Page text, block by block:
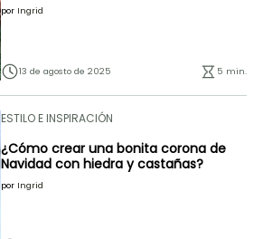
por Ingrid
13 de agosto de 2025 5 min.
ESTILO E INSPIRACIÓN
¿Cómo crear una bonita corona de
Navidad con hiedra y castañas?
por Ingrid